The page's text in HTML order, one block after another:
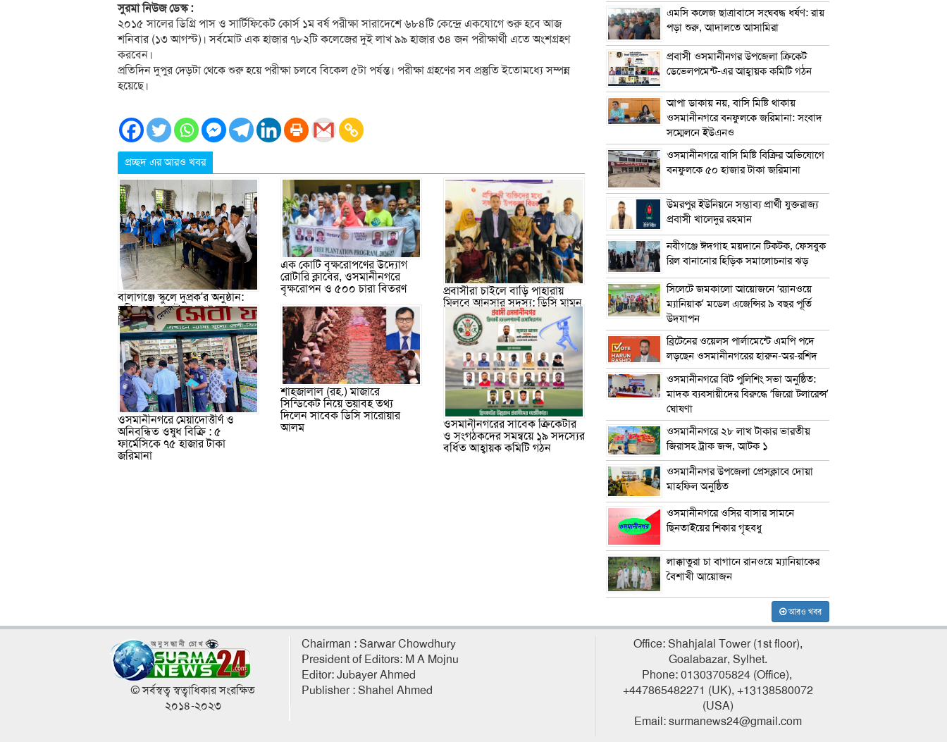
সুরমা নিউজ ডেস্ক :
২০১৫ সালের ডিগ্রি পাস ও সার্টিফিকেট কোর্স ১ম বর্ষ পরীক্ষা সারাদেশে ৬৮৪টি কেন্দ্রে একযোগে শুরু হবে আজ
শনিবার (১৩ আগস্ট)। সর্বমোট এক হাজার ৭৮২টি কলেজের দুই লাখ ৯৯ হাজার ৩৪ জন পরীক্ষার্থী এতে অংশগ্রহণ
করবেন।
প্রতিদিন দুপুর দেড়টা থেকে শুরু হয়ে পরীক্ষা চলবে বিকেল ৫টা পর্যন্ত। পরীক্ষা গ্রহণের সব প্রস্তুতি ইতোমধ্যে সম্পন্ন
হয়েছে।
প্রচ্ছদ এর আরও খবর
বালাগঞ্জে স্কুলে দুপ্রক’র অনুষ্ঠান:
ছুটির পরও আটকে রাখা হল
শিক্ষার্থীদের
এক কোটি বৃক্ষরোপণের উদ্যোগ
রোটারি ক্লাবের, ওসমানীনগরে
বৃক্ষরোপন ও ৫০০ চারা বিতরণ
প্রবাসীরা চাইলে বাড়ি পাহারায়
মিলবে আনসার সদস্য: ডিসি মামুন
ওসমানীনগরে মেয়াদোত্তীর্ণ ও
অনিবন্ধিত ওষুধ বিক্রি : ৫
ফার্মেসিকে ৭৫ হাজার টাকা
জরিমানা
শাহজালাল (রহ.) মাজারে
সিন্ডিকেট নিয়ে ভয়াবহ তথ্য
দিলেন সাবেক ডিসি সারোয়ার
আলম
ওসমানীনগরের সাবেক ক্রিকেটার
ও সংগঠকদের সমন্বয়ে ১৯ সদস্যের
বর্ধিত আহ্বায়ক কমিটি গঠন
এম‌সি কলেজ ছাত্রাবাসে সংঘবদ্ধ ধর্ষণ: রায়
পড়া শুরু, আদালতে আসামিরা
প্রবাসী ওসমানীনগর উপজেলা ক্রিকেট
ডেভেলপমেন্ট-এর আহ্বায়ক কমিটি গঠন
আপা ডাকায় নয়, বাসি মিষ্টি থাকায়
ওসমানীনগরে বনফুলকে জরিমানা: সংবাদ
সম্মেলনে ইউএনও
ওসমানীনগরে বাসি মিষ্টি বিক্রির অভিযোগে
বনফুলকে ৫০ হাজার টাকা জরিমানা
উমরপুর ইউনিয়নে সম্ভাব্য প্রার্থী যুক্তরাজ্য
প্রবাসী খালেদুর রহমান
নবীগঞ্জে ঈদগাহ ময়দানে টিকটক, ফেসবুক
রিল বানানোর হিড়িক সমালোচনার ঝড়
সিলেটে জমকালো আয়োজনে ‘র‍্যানওয়ে
ম্যানিয়াক’ মডেল এজেন্সির ৯ বছর পূর্তি
উদযাপন
ব্রিটেনের ওয়েলস পার্লামেন্টে এমপি পদে
লড়ছেন ওসমানীনগরের হারুন-অর-রশিদ
ওসমানীনগরে বিট পুলিশিং সভা অনুষ্ঠিত:
মাদক ব্যবসায়ীদের বিরুদ্ধে ‘জিরো টলারেন্স’
ঘোষণা
ওসমানীনগরে ২৮ লাখ টাকার ভারতীয়
জিরাসহ ট্রাক জব্দ, আটক ১
ওসমানীনগর উপজেলা প্রেসক্লাবে দোয়া
মাহফিল অনুষ্ঠিত
ওসমানীনগরে ওসির বাসার সামনে
ছিনতাইয়ের শিকার গৃহবধু
লাক্কাতুরা চা বাগানে রানওয়ে ম্যানিয়াকের
বৈশাখী আয়োজন
আরও খবর
© সর্বস্বত্ব স্বত্বাধিকার সংরক্ষিত
২০১৪-২০২৩
Chairman : Sarwar Chowdhury
President of Editors: M A Mojnu
Editor: Jubayer Ahmed
Publisher : Shahel Ahmed
Office: Shahjalal Tower (1st floor),
Goalabazar, Sylhet.
Phone: 01303705824 (Office),
+447865482271 (UK), +13138580072
(USA)
Email: surmanews24@gmail.com